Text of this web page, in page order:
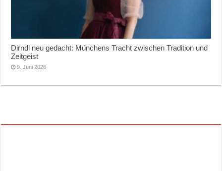
Dirndl neu gedacht: Münchens Tracht zwischen Tradition und
Zeitgeist
9. Juni 2026